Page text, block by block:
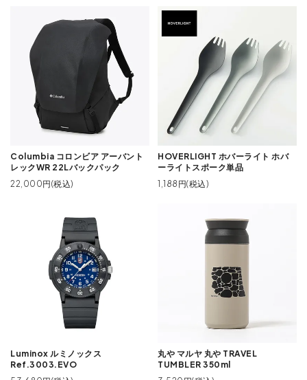
Columbia コロンビア アーバント
レックWR 22Lバックパック
22,000円(税込)
HOVERLIGHT ホバーライト ホバ
ーライトスポーク単品
1,188円(税込)
Luminox ルミノックス
Ref.3003.EVO
丸や マルヤ 丸や TRAVEL
TUMBLER 350ml